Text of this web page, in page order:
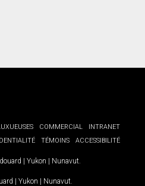
COMMERCIAL
INTRANET
TÉMOINS ACCESSIBILITÉ
| Yukon | Nunavut
| Yukon | Nunavut